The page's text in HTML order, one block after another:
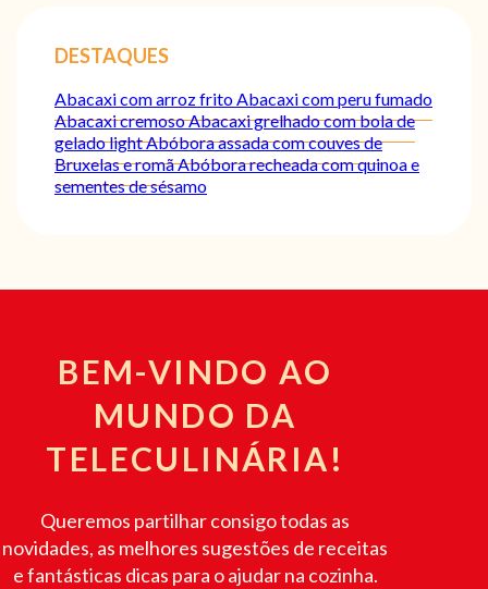
DESTAQUES
Abacaxi com arroz fritoAbacaxi com peru fumado
Abacaxi cremosoAbacaxi grelhado com bola de
gelado lightAbóbora assada com couves de
Bruxelas e romãAbóbora recheada com quinoa e
sementes de sésamo
BEM-VINDO AO
MUNDO DA
TELECULINÁRIA!
Queremos partilhar consigo todas as
novidades, as melhores sugestões de receitas
e fantásticas dicas para o ajudar na cozinha.